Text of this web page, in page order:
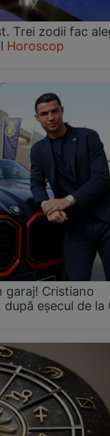
Trei zodii fac
Horoscop
garaj! Cristiano
după eșecul de la